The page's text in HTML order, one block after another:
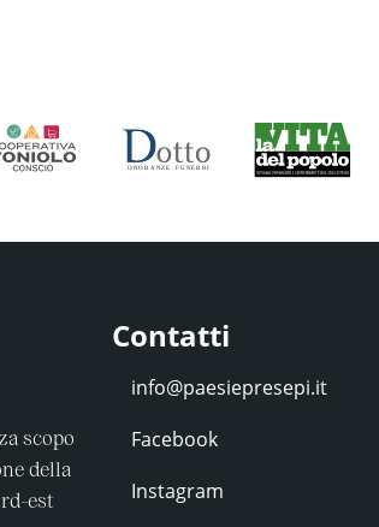
scopo
della
est
Contatti
Facebook
Instagram